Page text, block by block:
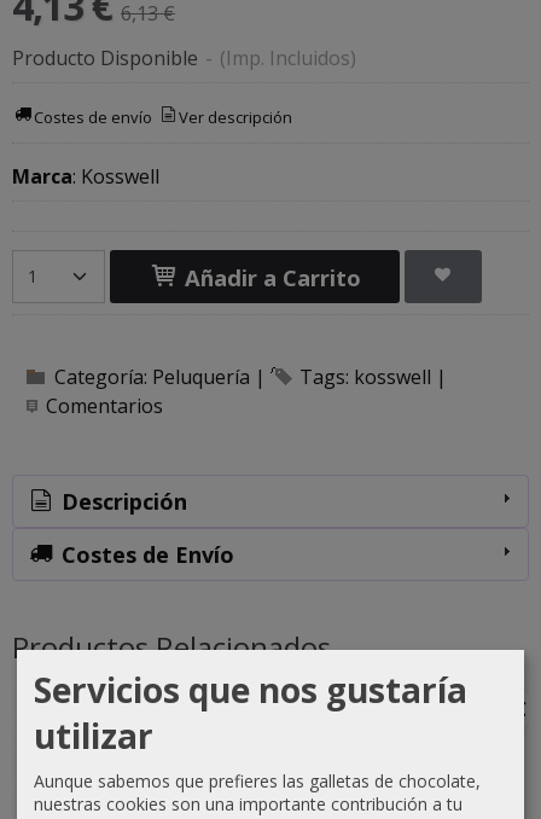
6,13 €
Producto Disponible - (Imp. Incluidos)
Costes de envío Ver descripción
Marca: Kosswell
Añadir a Carrito
Categoría: Peluquería | Tags: kosswell |
Comentarios
Descripción
Costes de Envío
Productos Relacionados
-1 € -0 € -3 € -3 €
Servicios que nos gustaría
utilizar
Aunque sabemos que prefieres las galletas de chocolate,
nuestras cookies son una importante contribución a tu